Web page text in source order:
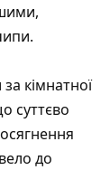
кімнатної
суттєво
до